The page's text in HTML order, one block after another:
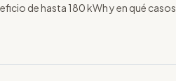
de hasta 180 kWh y en qué casos